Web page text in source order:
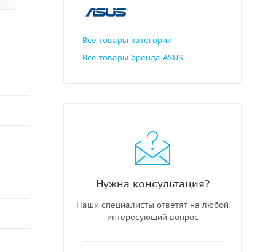
Все товары категории
Все товары бренда ASUS
Нужна консультация?
Наши специалисты ответят на любой
интересующий вопрос